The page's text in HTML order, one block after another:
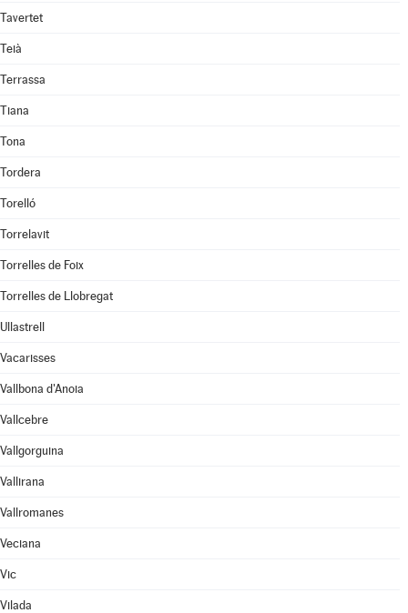
Tavertet
Teià
Terrassa
Tiana
Tona
Tordera
Torelló
Torrelavit
Torrelles de Foix
Torrelles de Llobregat
Ullastrell
Vacarisses
Vallbona d'Anoia
Vallcebre
Vallgorguina
Vallirana
Vallromanes
Veciana
Vic
Vilada